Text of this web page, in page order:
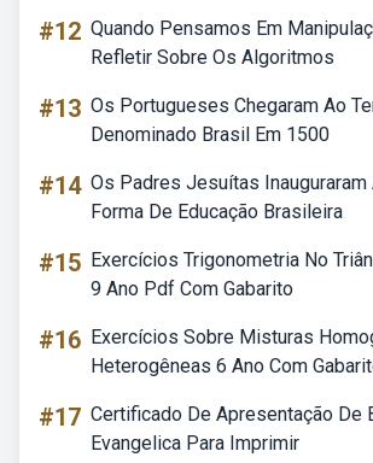
#12 Quando Pensamos Em
Refletir Sobre Os Algoritmos
#13 Os Portugueses Chegaram Ao
Denominado Brasil Em 1500
#14 Os Padres Jesuítas Inauguraram
Forma De Educação Brasileira
#15 Exercícios Trigonometria No
9 Ano Pdf Com Gabarito
#16 Exercícios Sobre Misturas
Heterogêneas 6 Ano Com
#17 Certificado De Apresentação De
Evangelica Para Imprimir